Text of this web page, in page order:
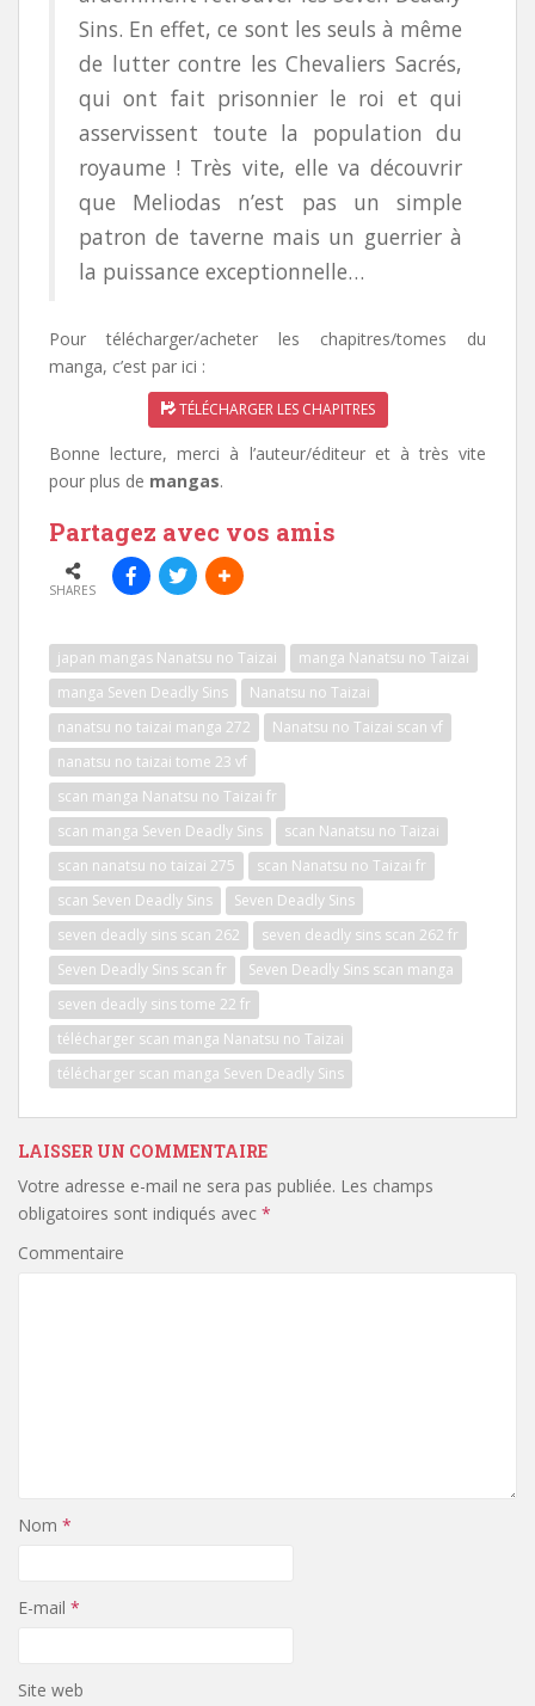
Sins. En effet, ce sont les seuls à même
de lutter contre les Chevaliers Sacrés,
qui ont fait prisonnier le roi et qui
asservissent toute la population du
royaume ! Très vite, elle va découvrir
que Meliodas n’est pas un simple
patron de taverne mais un guerrier à
la puissance exceptionnelle…
Pour télécharger/acheter les chapitres/tomes du
manga, c’est par ici :
TÉLÉCHARGER LES CHAPITRES
Bonne lecture, merci à l’auteur/éditeur et à très vite
pour plus de mangas.
Partagez avec vos amis
SHARES
japan mangas Nanatsu no Taizai
manga Nanatsu no Taizai
manga Seven Deadly Sins
Nanatsu no Taizai
nanatsu no taizai manga 272
Nanatsu no Taizai scan vf
nanatsu no taizai tome 23 vf
scan manga Nanatsu no Taizai fr
scan manga Seven Deadly Sins
scan Nanatsu no Taizai
scan nanatsu no taizai 275
scan Nanatsu no Taizai fr
scan Seven Deadly Sins
Seven Deadly Sins
seven deadly sins scan 262
seven deadly sins scan 262 fr
Seven Deadly Sins scan fr
Seven Deadly Sins scan manga
seven deadly sins tome 22 fr
télécharger scan manga Nanatsu no Taizai
télécharger scan manga Seven Deadly Sins
LAISSER UN COMMENTAIRE
Votre adresse e-mail ne sera pas publiée. Les champs
obligatoires sont indiqués avec *
Commentaire
Nom *
E-mail *
Site web